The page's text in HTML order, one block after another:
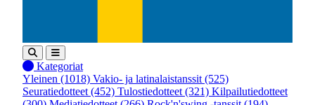
Kategoriat
Yleinen (1018) Vakio- ja latinalaistanssit (525)
Seuratiedotteet (452) Tulostiedotteet (321) Kilpailutiedotteet